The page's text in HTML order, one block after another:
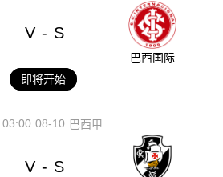
V - S
巴西国际
即将开始
08-10
03:00 巴西甲
V - S